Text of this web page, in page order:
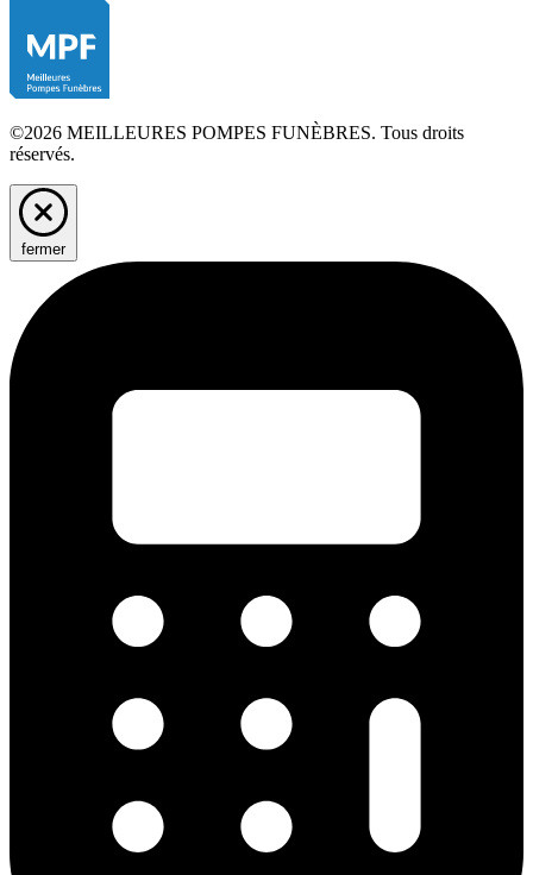
©2026 MEILLEURES POMPES FUNÈBRES. Tous droits
réservés.
fermer